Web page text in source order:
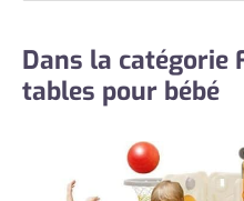
Dans la catégorie
tables pour bébé